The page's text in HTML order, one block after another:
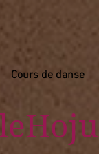
Cours de danse